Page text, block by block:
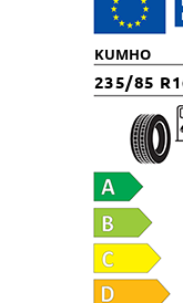
KUMHO
235/85